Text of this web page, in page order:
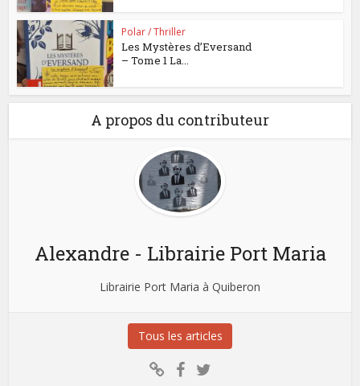
Polar / Thriller
Les Mystères d’Eversand
– Tome 1 La...
A propos du contributeur
Alexandre - Librairie Port Maria
Librairie Port Maria à Quiberon
Tous les articles